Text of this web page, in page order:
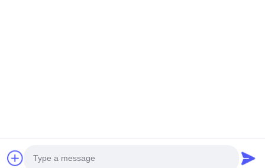
©2017- Zhangjiagang Langbo Machinery Co. Ltd.. Semua hak dilindungi